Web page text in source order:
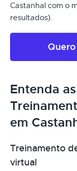
Castanhal com o
resultados).
Entenda
em
Treinamento
virtual